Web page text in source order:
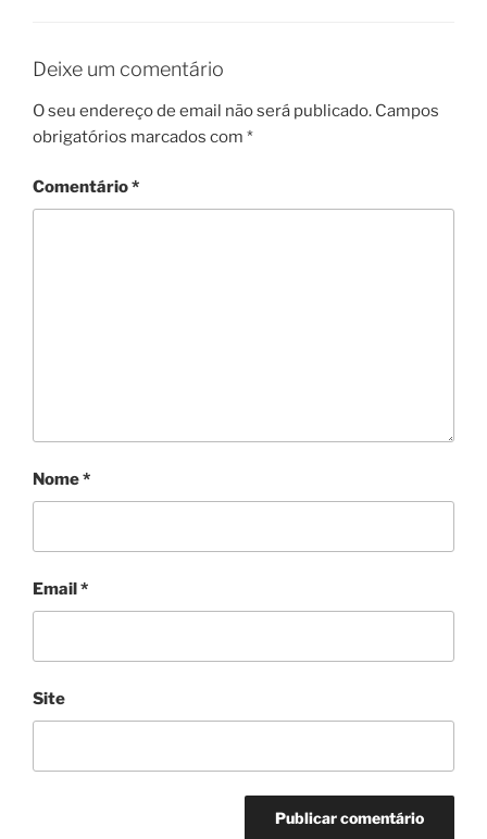
Deixe um comentário
O seu endereço de email não será publicado. Campos
obrigatórios marcados com *
Comentário*
Nome*
Email*
Site